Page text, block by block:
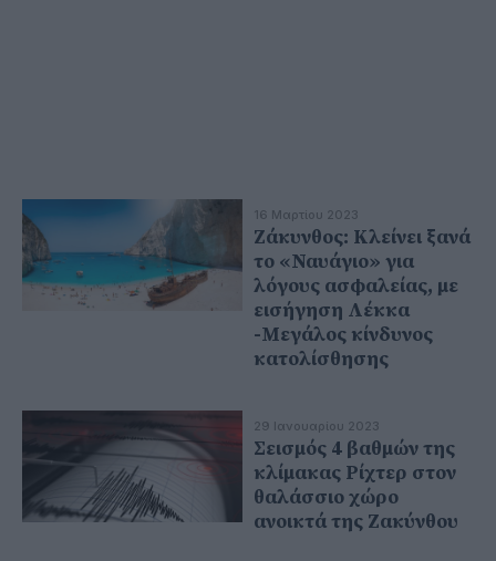
16 Μαρτίου 2023
Ζάκυνθος: Κλείνει ξανά
το «Ναυάγιο» για
λόγους ασφαλείας, με
εισήγηση Λέκκα
-Μεγάλος κίνδυνος
κατολίσθησης
29 Ιανουαρίου 2023
Σεισμός 4 βαθμών της
κλίμακας Ρίχτερ στον
θαλάσσιο χώρο
ανοικτά της Ζακύνθου